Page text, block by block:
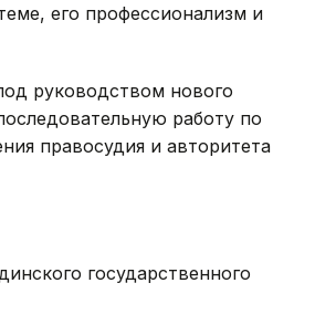
его профессионализм и
руководством нового
работу по
правосудия и авторитета
государственного